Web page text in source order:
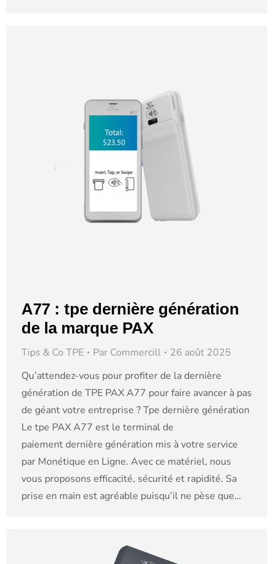
A77 : tpe dernière génération
de la marque PAX
Tips & Co TPE Par Commercill
26 août 2025
Qu’attendez-vous pour profiter de la dernière
génération de TPE PAX A77 pour faire avancer à pas
de géant votre entreprise ? Tpe dernière génération
Le tpe PAX A77 est le terminal de
paiement dernière génération mis à votre service
par Monétique en Ligne. Avec ce matériel, nous
vous proposons efficacité, sécurité et rapidité. Sa
prise en main est agréable puisqu’il ne pèse que…